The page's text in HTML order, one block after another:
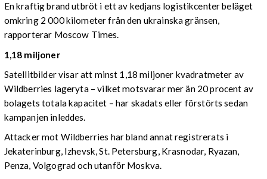
En kraftig brand utbröt i ett av kedjans logistikcenter beläget
omkring 2 000 kilometer från den ukrainska gränsen,
rapporterar Moscow Times.
1,18 miljoner
Satellitbilder visar att minst 1,18 miljoner kvadratmeter av
Wildberries lageryta – vilket motsvarar mer än 20 procent av
bolagets totala kapacitet – har skadats eller förstörts sedan
kampanjen inleddes.
Attacker mot Wildberries har bland annat registrerats i
Jekaterinburg, Izhevsk, St. Petersburg, Krasnodar, Ryazan,
Penza, Volgograd och utanför Moskva.